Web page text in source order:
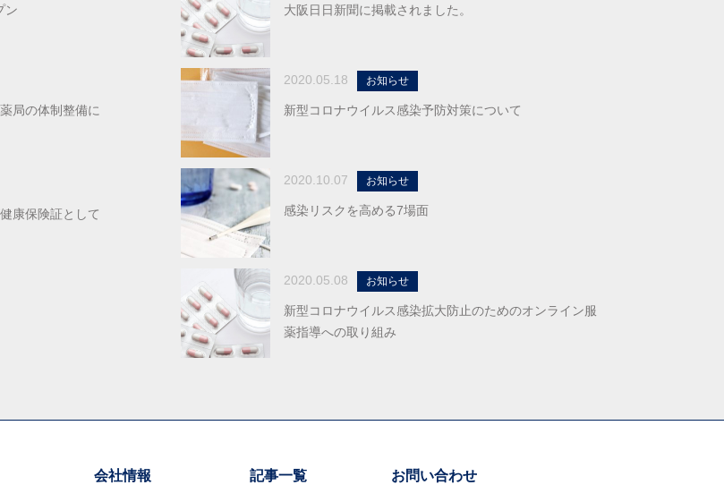
ン
局の体制整備に
康保険証として
大阪日日新聞に掲載されました。
2020.05.18 お知らせ
新型コロナウイルス感染予防対策について
2020.10.07 お知らせ
感染リスクを高める7場面
2020.05.08 お知らせ
新型コロナウイルス感染拡大防止のためのオンライン服
薬指導への取り組み
会社情報 記事一覧 お問い合わせ